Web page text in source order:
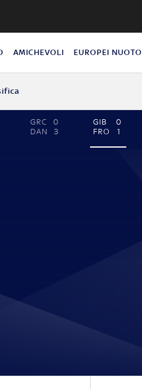
AMICHEVOLI EUROPEI NUOTO
GRC
0
DAN
3
GIB
0
FRO
1